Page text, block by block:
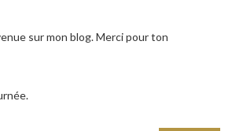
sur mon blog. Merci pour ton